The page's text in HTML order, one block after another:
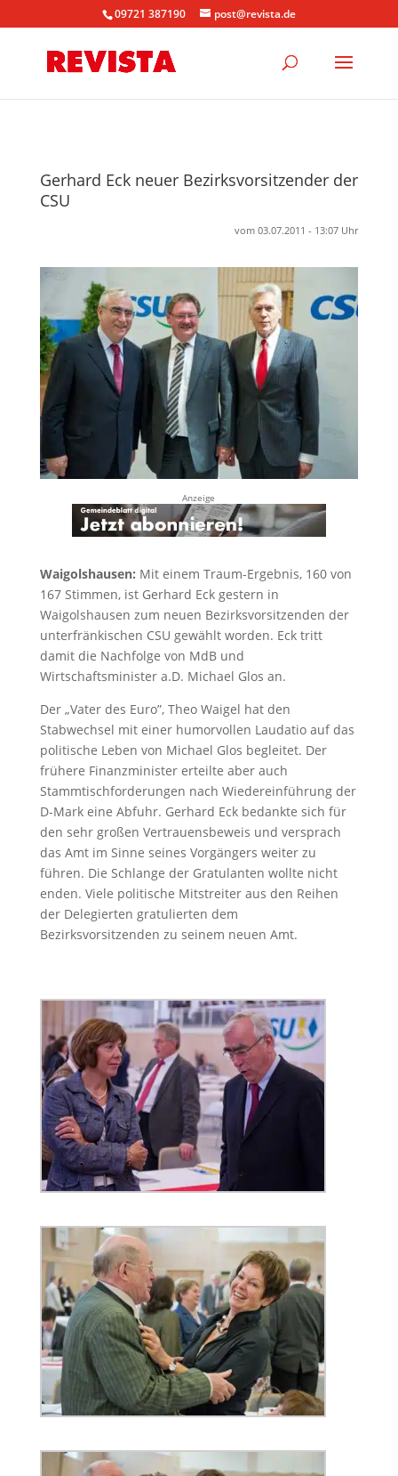
09721 387190 post@revista.de
Gerhard Eck neuer Bezirksvorsitzender der
CSU
vom 03.07.2011 - 13:07 Uhr
Anzeige
Waigolshausen: Mit einem Traum-Ergebnis, 160 von
167 Stimmen, ist Gerhard Eck gestern in
Waigolshausen zum neuen Bezirksvorsitzenden der
unterfränkischen CSU gewählt worden. Eck tritt
damit die Nachfolge von MdB und
Wirtschaftsminister a.D. Michael Glos an.
Der „Vater des Euro”, Theo Waigel hat den
Stabwechsel mit einer humorvollen Laudatio auf das
politische Leben von Michael Glos begleitet. Der
frühere Finanzminister erteilte aber auch
Stammtischforderungen nach Wiedereinführung der
D-Mark eine Abfuhr. Gerhard Eck bedankte sich für
den sehr großen Vertrauensbeweis und versprach
das Amt im Sinne seines Vorgängers weiter zu
führen. Die Schlange der Gratulanten wollte nicht
enden. Viele politische Mitstreiter aus den Reihen
der Delegierten gratulierten dem
Bezirksvorsitzenden zu seinem neuen Amt.